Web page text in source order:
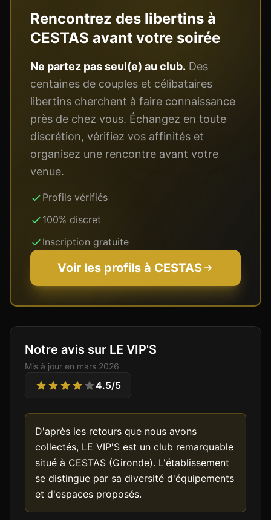
Rencontrez des libertins à
CESTAS avant votre soirée
Ne partez pas seul(e) au club. Des
centaines de couples et célibataires
libertins cherchent à faire connaissance
près de chez vous. Échangez en toute
discrétion, vérifiez vos affinités et
organisez une rencontre avant votre
venue.
Profils vérifiés
100% discret
Inscription gratuite
Voir les profils à CESTAS
Notre avis sur LE VIP'S
Mis à jour en mars 2026
4.5/5
D'après les retours que nous avons
collectés, LE VIP'S est un club remarquable
situé à CESTAS (Gironde). L'établissement
se distingue par sa diversité d'équipements
et d'espaces proposés.